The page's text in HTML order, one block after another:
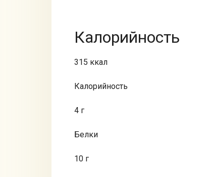
Калорийность
315 ккал
Калорийность
4 г
Белки
10 г